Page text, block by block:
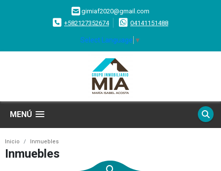
gimiaf2020@gmail.com
+582127352674
04141151488
Select Language ▼
MENÚ
Inicio Inmuebles
Inmuebles